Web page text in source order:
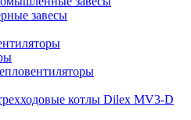
завесы
котлы Dilex MV3-D